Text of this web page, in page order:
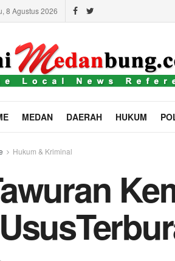
8 Agustus 2026
MEDAN DAERAH HUKUM
Hukum & Kriminal